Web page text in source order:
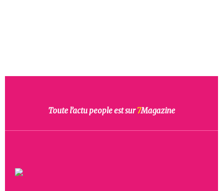
Toute l’actu people est sur7Magazine